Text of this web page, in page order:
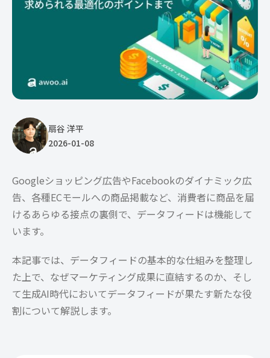
扇谷 洋平
2026-01-08
Googleショッピング広告やFacebookのダイナミック広
告、各種ECモールへの商品掲載など、消費者に商品を届
けるあらゆる接点の裏側で、データフィードは機能して
います。
本記事では、データフィードの基本的な仕組みを整理し
た上で、なぜマーケティング成果に直結するのか、そし
て生成AI時代においてデータフィードが果たす新たな役
割について解説します。